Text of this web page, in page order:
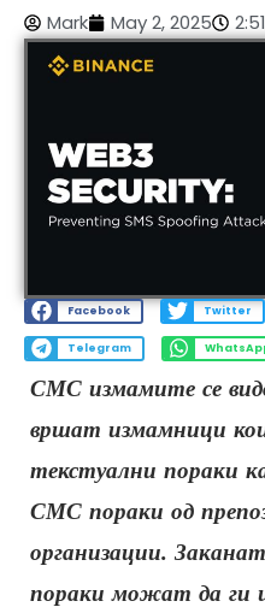
Mark May 2, 2025
Facebook Twitter
Telegram
СМС измамите се
вршат измамници
текстуални пораки
СМС пораки од
организации.
пораки можат да ги